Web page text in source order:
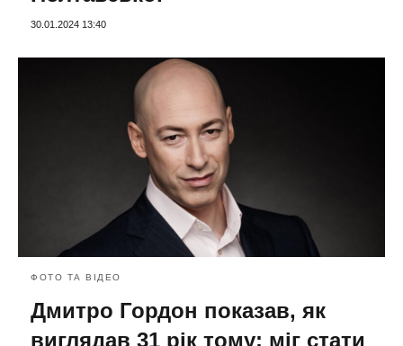
30.01.2024 13:40
ФОТО ТА ВІДЕО
Дмитро Гордон показав, як
виглядав 31 рік тому: міг стати